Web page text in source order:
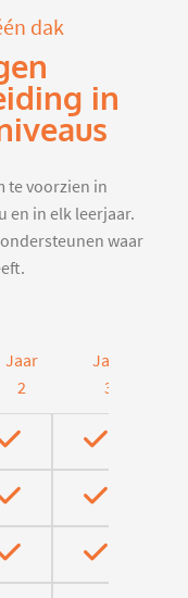
dak
in
te voorzien in
en in elk leerjaar.
waar
Jaar
2
Jaar
3